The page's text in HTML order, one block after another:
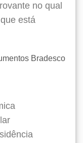
no qual
está
Bradesco